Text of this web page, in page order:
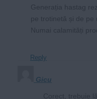
Reply
Gicu